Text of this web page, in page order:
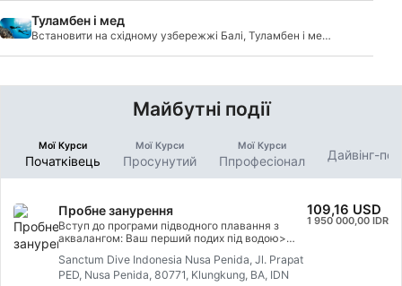
Туламбен і мед
Встановити на східному узбережжі Балі, Туламбен і мед,
Майбутні події
Мої Курси
Початківець
Мої Курси
Просунутий
Мої Курси
Ппрофесіонал Дайвінг-
Пробне занурення
Вступ до програми підводного плавання з
аквалангом: Ваш перший подих під водою>
нашою програмою «Вступ до підводного
плавання», розробленою для осіб, які ще не
Sanctum Dive Indonesia Nusa Penida, Jl. Prapat
PED, Nusa Penida, 80771, Klungkung, BA, IDN
109,16 USD
1 950 000,00 IDR